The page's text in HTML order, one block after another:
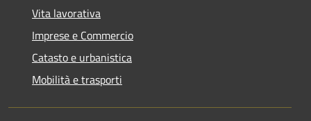
Vita lavorativa
Imprese e Commercio
Catasto e urbanistica
Mobilità e trasporti